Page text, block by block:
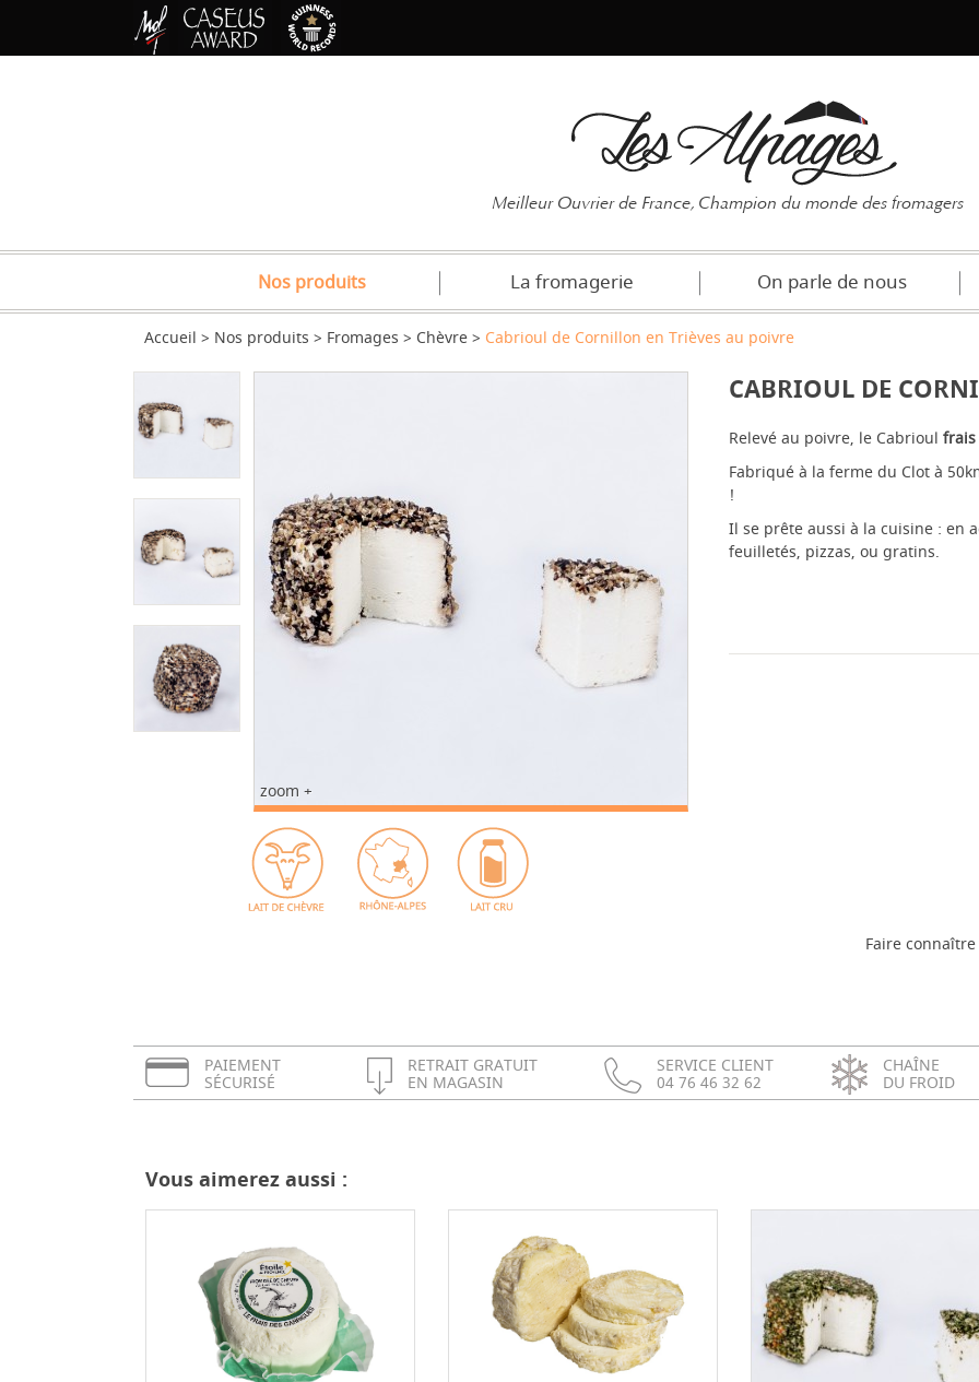
Meilleur Ouvrier de France, Champion du monde des fromagers
Nos produits La fromagerie On parle de nous
Accueil Nos produits Fromages Chèvre Cabrioul de Cornillon en Trièves au poivre
CABRIOUL DE
Relevé au poivre, le Cabrioul
Fabriqué à la ferme du Clot à
!
Il se prête aussi à la cuisine : en
feuilletés, pizzas, ou gratins.
Faire
zoom +
PAIEMENT
SÉCURISÉ
RETRAIT GRATUIT
EN MAGASIN
SERVICE CLIENT
04 76 46 32 62
CHAÎNE
DU FROID
Vous aimerez aussi :